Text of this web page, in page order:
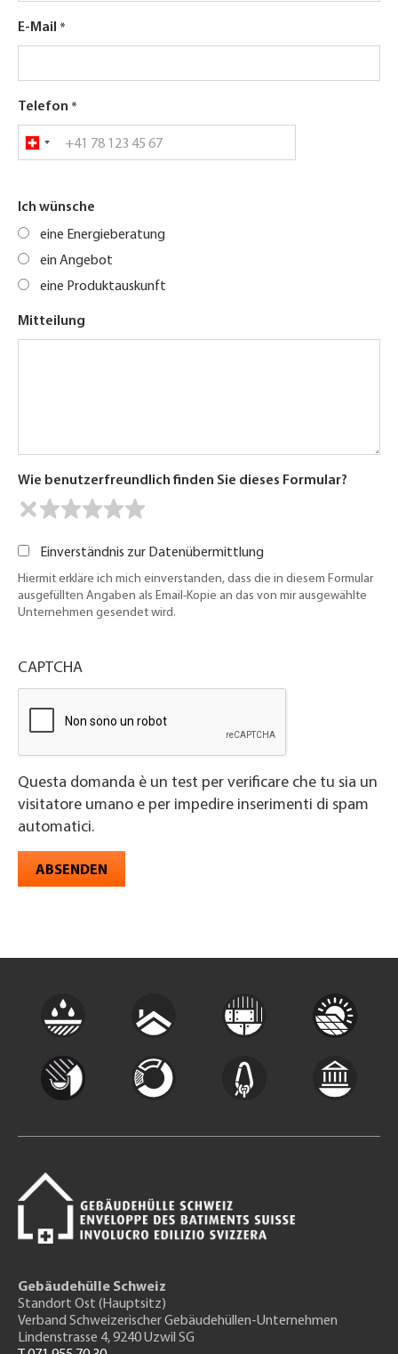
E-Mail
Telefon
Ich wünsche
eine Energieberatung
ein Angebot
eine Produktauskunft
Mitteilung
Wie benutzerfreundlich finden Sie dieses Formular?
Einverständnis zur Datenübermittlung
Hiermit erkläre ich mich einverstanden, dass die in diesem Formular
ausgefüllten Angaben als Email-Kopie an das von mir ausgewählte
Unternehmen gesendet wird.
CAPTCHA
Questa domanda è un test per verificare che tu sia un
visitatore umano e per impedire inserimenti di spam
automatici.
ABSENDEN
Gebäudehülle Schweiz
Standort Ost (Hauptsitz)
Verband Schweizerischer Gebäudehüllen-Unternehmen
Lindenstrasse 4, 9240 Uzwil SG